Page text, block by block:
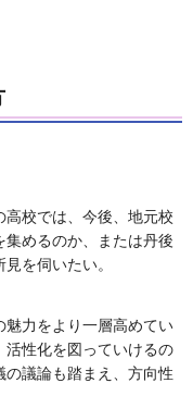
校では、今後、地元校
めるのか、または丹後
を伺いたい。
力をより一層高めてい
活性化を図っていけるの
議論も踏まえ、方向性